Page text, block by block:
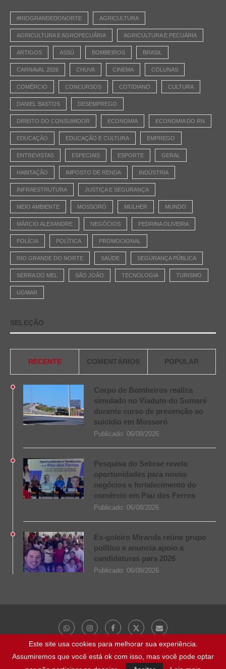
#RIOGRANDEDONORTE AGRICULTURA
AGRICULTURA E AGROPECUÁRIA AGRICULTURA E PECUÁRIA
ARTIGOS ASSÚ BOMBEIROS BRASIL
CARNAVAL 2026 CHUVA CINEMA COLUNAS
COMÉRCIO CONCURSOS COTIDIANO CULTURA
DANIEL BASTOS DESEMPREGO
DIREITO DO CONSUMIDOR ECONOMIA ECONOMIA DO RN
EDUCAÇÃO EDUCAÇÃO E CULTURA EMPREGO
ENTREVISTAS ESPECIAIS ESPORTE GERAL
HABITAÇÃO IMPOSTO DE RENDA INDÚSTRIA
INFRAESTRUTURA JUSTIÇA E SEGURANÇA
MEIO AMBIENTE MOSSORÓ MULHER MUNDO
MÁRCIO ALEXANDRE NEGÓCIOS PEDRINA OLIVEIRA
POLÍCIA POLÍTICA PROMOCIONAL
RIO GRANDE DO NORTE SAÚDE SEGURANÇA PÚBLICA
SERRA DO MEL SÃO JOÃO TECNOLOGIA TURISMO
UGMAR
SELEÇÃO
RECENTE COMENTÁRIOS POPULAR
Corpo de Bombeiros realiza
simulado no Viaduto do Sumaré
durante curso de prevenção ao
suicídio em Mossoró
Publicado: 06/08/2026
Pesquisa do Sebrae revela
oportunidades para novos
negócios e fortalecimento do
comércio em Pau dos Ferros
Publicado: 06/08/2026
Ex-goleiro Miranda reúne grupo
político e anuncia apoio a
candidaturas para 2026
Publicado: 06/08/2026
@ 2023 - Todos os direitos reservados | NaBocaDaNoite.com.br
Este site usa cookies para melhorar sua experiência.
Assumiremos que você está ok com isso, mas você pode optar